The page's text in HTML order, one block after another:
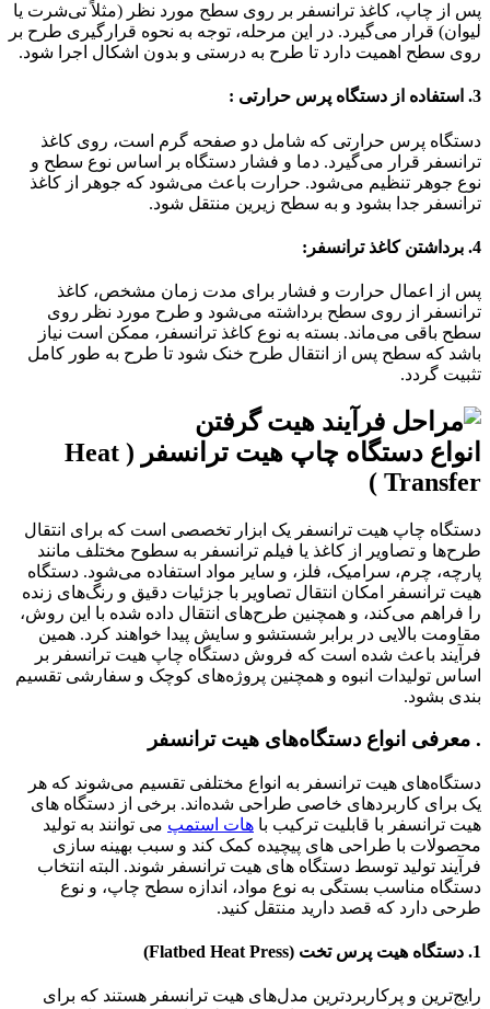
پس از چاپ، کاغذ ترانسفر بر روی سطح مورد نظر (مثلاً تی‌شرت یا
لیوان) قرار می‌گیرد. در این مرحله، توجه به نحوه قرارگیری طرح بر
روی سطح اهمیت دارد تا طرح به درستی و بدون اشکال اجرا شود.
3. استفاده از دستگاه پرس حرارتی :
دستگاه پرس حرارتی که شامل دو صفحه گرم است، روی کاغذ
ترانسفر قرار می‌گیرد. دما و فشار دستگاه بر اساس نوع سطح و
نوع جوهر تنظیم می‌شود. حرارت باعث می‌شود که جوهر از کاغذ
ترانسفر جدا بشود و به سطح زیرین منتقل شود.
4. برداشتن کاغذ ترانسفر:
پس از اعمال حرارت و فشار برای مدت زمان مشخص، کاغذ
ترانسفر از روی سطح برداشته می‌شود و طرح مورد نظر روی
سطح باقی می‌ماند. بسته به نوع کاغذ ترانسفر، ممکن است نیاز
باشد که سطح پس از انتقال طرح خنک شود تا طرح به طور کامل
تثبیت گردد.
انواع دستگاه چاپ هیت ترانسفر ( Heat
Transfer )
دستگاه چاپ هیت ترانسفر یک ابزار تخصصی است که برای انتقال
طرح‌ها و تصاویر از کاغذ یا فیلم ترانسفر به سطوح مختلف مانند
پارچه، چرم، سرامیک، فلز، و سایر مواد استفاده می‌شود. دستگاه
هیت ترانسفر امکان انتقال تصاویر با جزئیات دقیق و رنگ‌های زنده
را فراهم می‌کند، و همچنین طرح‌های انتقال داده شده با این روش،
مقاومت بالایی در برابر شستشو و سایش پیدا خواهند کرد. همین
فرآیند باعث شده است که فروش دستگاه چاپ هیت ترانسفر بر
اساس تولیدات انبوه و همچنین پروژه‌های کوچک و سفارشی تقسیم
بندی بشود.
. معرفی انواع دستگاه‌های هیت ترانسفر
دستگاه‌های هیت ترانسفر به انواع مختلفی تقسیم می‌شوند که هر
یک برای کاربردهای خاصی طراحی شده‌اند. برخی از دستگاه های
هیت ترانسفر با قابلیت ترکیب با هات استمپ می توانند به تولید
محصولات با طراحی های پیچیده کمک کند و سبب بهینه سازی
فرآیند تولید توسط دستگاه های هیت ترانسفر شوند. البته انتخاب
دستگاه مناسب بستگی به نوع مواد، اندازه سطح چاپ، و نوع
طرحی دارد که قصد دارید منتقل کنید.
1. دستگاه هیت پرس تخت (Flatbed Heat Press)
رایج‌ترین و پرکاربردترین مدل‌های هیت ترانسفر هستند که برای